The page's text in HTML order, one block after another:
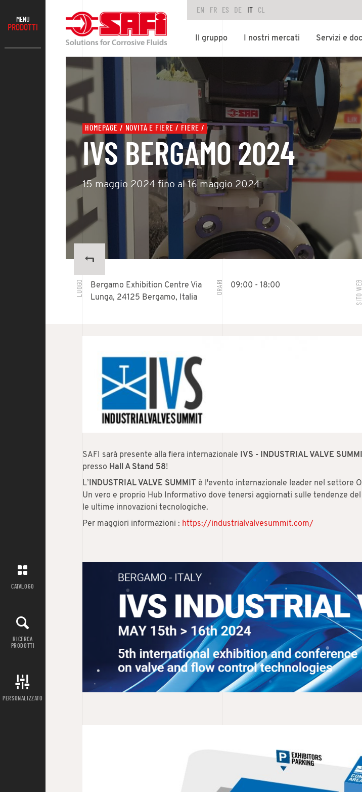
MENU
PRODOTTI
CATALOGO
RICERCA
PRODOTTI
PERSONALIZZATO
EN FR ES DE IT CL
Il gruppo I nostri mercati Servizi e
HOMEPAGE NOVITÀ E FIERE FIERE
IVS BERGAMO 2024
15 maggio 2024 fino al 16 maggio 2024
LUOGO
Bergamo Exhibition Centre Via
Lunga, 24125 Bergamo, Italia
ORARI 09:00 - 18:00 SITO WEB
SAFI sarà presente alla fiera internazionale IVS - INDUSTRIAL VALVE
presso Hall A Stand 58!
L’ INDUSTRIAL VALVE SUMMIT
è l'evento internazionale leader nel settore
Un vero e proprio Hub Informativo dove tenersi aggiornati sulle tendenze
le ultime innovazioni tecnologiche.
Per maggiori informazioni : https://industrialvalvesummit.com/